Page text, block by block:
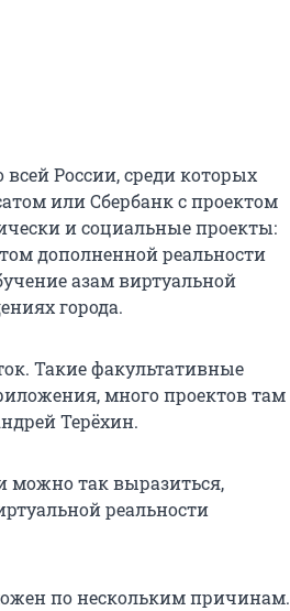
всей России, среди которых
или Сбербанк с проектом
и социальные проекты:
дополненной реальности
азам виртуальной
города.
Такие факультативные
много проектов там
Терёхин.
можно так выразиться,
реальности
по нескольким причинам.